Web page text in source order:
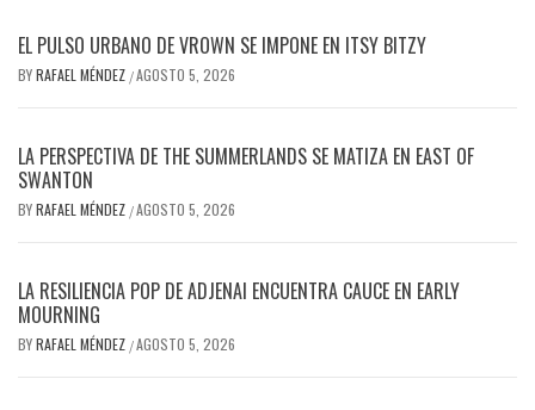
EL PULSO URBANO DE VROWN SE IMPONE EN ITSY BITZY
BYRAFAEL MÉNDEZ /AGOSTO 5, 2026
LA PERSPECTIVA DE THE SUMMERLANDS SE MATIZA EN EAST OF
SWANTON
BYRAFAEL MÉNDEZ /AGOSTO 5, 2026
LA RESILIENCIA POP DE ADJENAI ENCUENTRA CAUCE EN EARLY
MOURNING
BYRAFAEL MÉNDEZ /AGOSTO 5, 2026